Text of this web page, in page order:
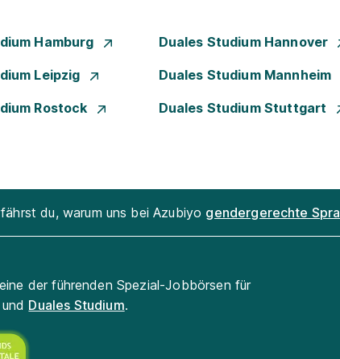
Hamburg Duales Studium Hannover
Leipzig Duales Studium Mannheim
Rostock Duales Studium Stuttgart
du, warum uns bei Azubiyo gendergerechte
der führenden Spezial-Jobbörsen für
und Duales Studium.